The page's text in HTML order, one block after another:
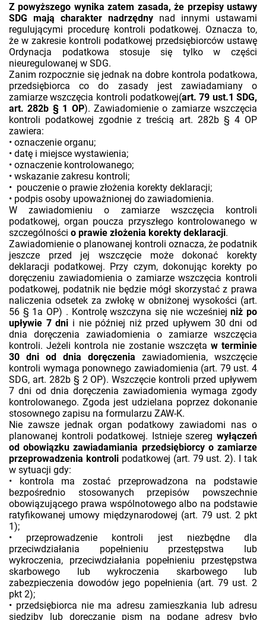
Z powyższego wynika zatem zasada, że przepisy ustawy
SDG mają charakter nadrzędny nad innymi ustawami
regulującymi procedurę kontroli podatkowej. Oznacza to,
że w zakresie kontroli podatkowej przedsiębiorców ustawę
Ordynacja podatkowa stosuje się tylko w części
nieuregulowanej w SDG.
Zanim rozpocznie się jednak na dobre kontrola podatkowa,
przedsiębiorca co do zasady jest zawiadamiany o
zamiarze wszczęcia kontroli podatkowej(art. 79 ust.1 SDG,
art. 282b § 1 OP). Zawiadomienie o zamiarze wszczęcia
kontroli podatkowej zgodnie z treścią art. 282b § 4 OP
zawiera:
• oznaczenie organu;
• datę i miejsce wystawienia;
• oznaczenie kontrolowanego;
• wskazanie zakresu kontroli;
• pouczenie o prawie złożenia korekty deklaracji;
• podpis osoby upoważnionej do zawiadomienia.
W zawiadomieniu o zamiarze wszczęcia kontroli
podatkowej, organ poucza przyszłego kontrolowanego w
szczególności o prawie złożenia korekty deklaracji.
Zawiadomienie o planowanej kontroli oznacza, że podatnik
jeszcze przed jej wszczęcie może dokonać korekty
deklaracji podatkowej. Przy czym, dokonując korekty po
doręczeniu zawiadomienia o zamiarze wszczęcia kontroli
podatkowej, podatnik nie będzie mógł skorzystać z prawa
naliczenia odsetek za zwłokę w obniżonej wysokości (art.
56 § 1a OP) . Kontrolę wszczyna się nie wcześniejniż po
upływie 7 dni i nie później niż przed upływem 30 dni od
dnia doręczenia zawiadomienia o zamiarze wszczęcia
kontroli. Jeżeli kontrola nie zostanie wszczęta w terminie
30 dni od dnia doręczenia zawiadomienia, wszczęcie
kontroli wymaga ponownego zawiadomienia (art. 79 ust. 4
SDG, art. 282b § 2 OP). Wszczęcie kontroli przed upływem
7 dni od dnia doręczenia zawiadomienia wymaga zgody
kontrolowanego. Zgoda jest udzielana poprzez dokonanie
stosownego zapisu na formularzu ZAW-K.
Nie zawsze jednak organ podatkowy zawiadomi nas o
planowanej kontroli podatkowej. Istnieje szereg wyłączeń
od obowiązku zawiadamiania przedsiębiorcy o zamiarze
przeprowadzenia kontroli podatkowej (art. 79 ust. 2). I tak
w sytuacji gdy:
• kontrola ma zostać przeprowadzona na podstawie
bezpośrednio stosowanych przepisów powszechnie
obowiązującego prawa wspólnotowego albo na podstawie
ratyfikowanej umowy międzynarodowej (art. 79 ust. 2 pkt
1);
• przeprowadzenie kontroli jest niezbędne dla
przeciwdziałania popełnieniu przestępstwa lub
wykroczenia, przeciwdziałania popełnieniu przestępstwa
skarbowego lub wykroczenia skarbowego lub
zabezpieczenia dowodów jego popełnienia (art. 79 ust. 2
pkt 2);
• przedsiębiorca nie ma adresu zamieszkania lub adresu
siedziby lub doręczanie pism na podane adresy było